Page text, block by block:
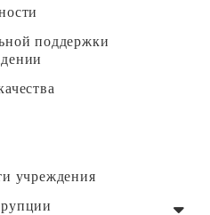
поддержки
учреждения